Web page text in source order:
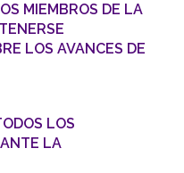
MIEMBROS DE LA
LOS AVANCES DE
LOS
LA